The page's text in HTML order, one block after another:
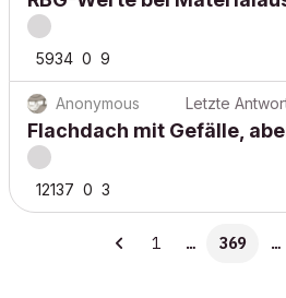
5934 0 9
Anonymous Letzte
Flachdach mit Gefälle,
12137 0 3
1 … 369 …